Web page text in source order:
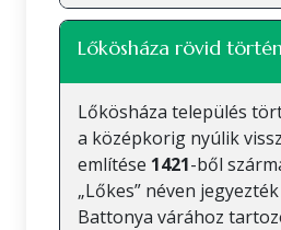
Lőkösháza rövid
Lőkösháza település
a középkorig nyúlik
említése 1421-ből
„Lőkes” néven
Battonya várához